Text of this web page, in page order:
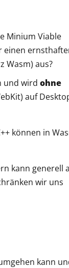
Minium Viable
einen
Wasm) aus?
und wird ohne
auf
können in
kann generell
wir uns
kann